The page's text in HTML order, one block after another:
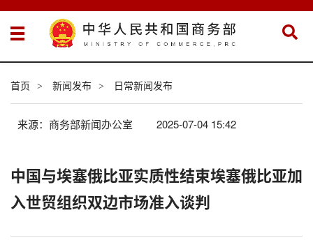
首页 > 新闻发布 > 日常新闻发布
来源：商务部新闻办公室 2025-07-04 15:42
中国与埃塞俄比亚实质性结束埃塞俄比亚加
入世贸组织双边市场准入谈判